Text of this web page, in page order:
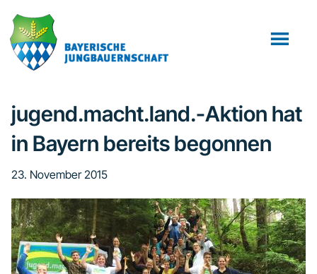
Inhalt
springen
Seitenspalte
springen
Fußzeile
springen
jugend.macht.land.-Aktion hat
in Bayern bereits begonnen
23. November 2015